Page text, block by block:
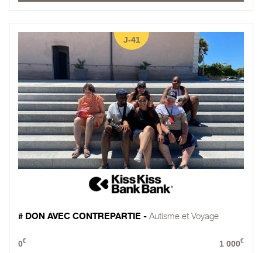
J-41
# DON AVEC CONTREPARTIE - Autisme et Voyage
0€ 1 000€